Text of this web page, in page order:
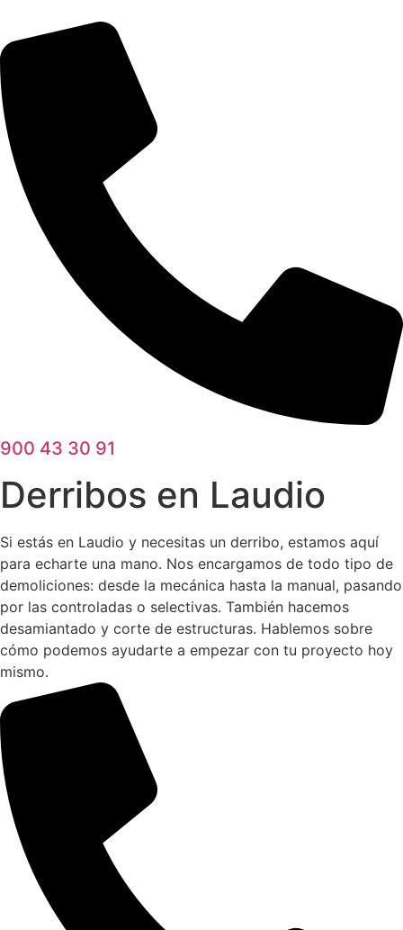
contenido
900 43 30 91
Derribos en Laudio
Si estás en Laudio y necesitas un derribo, estamos aquí
para echarte una mano. Nos encargamos de todo tipo de
demoliciones: desde la mecánica hasta la manual, pasando
por las controladas o selectivas. También hacemos
desamiantado y corte de estructuras. Hablemos sobre
cómo podemos ayudarte a empezar con tu proyecto hoy
mismo.